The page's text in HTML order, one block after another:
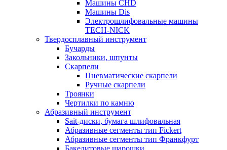
Машины CHD
Машины Dis
Электрошлифовальные машины
TECH-NICK
Твердосплавный инструмент
Бучарды
Закольники, шпунты
Скарпели
Пневматические скарпели
Ручные скарпели
Троянки
Чертилки по камню
Абразивный инструмент
Sait-диски, бумага шлифовальная
Абразивные сегменты тип Fickert
Абразивные сегменты тип Франкфурт
Бакелитовые шарошки